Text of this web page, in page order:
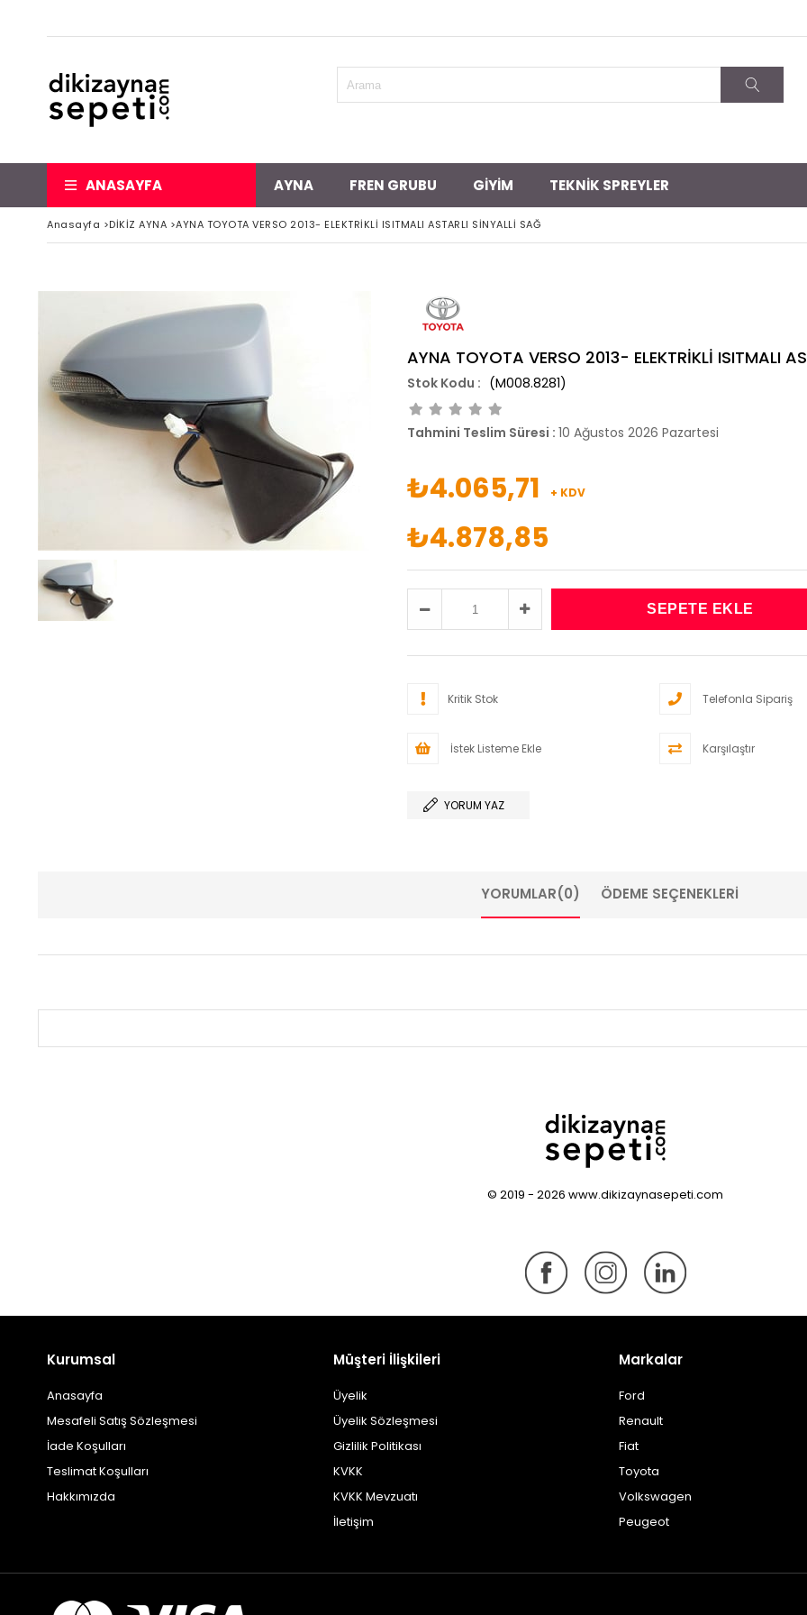
ANASAYFA AYNA FREN GRUBU GİYİM TEKNİK SPREYLER
Anasayfa >DİKİZ AYNA >AYNA TOYOTA VERSO 2013- ELEKTRİKLİ ISITMALI ASTARLI SİNYALLİ SAĞ
AYNA TOYOTA VERSO 2013- ELEKTRİKLİ ISITMALI
(M008.8281)
Tahmini Teslim Süresi : 10 Ağustos 2026 Pazartesi
₺4.065,71 + KDV
₺4.878,85
Kritik Stok Telefonla Sipariş
İstek Listeme Ekle Karşılaştır
YORUM YAZ
YORUMLAR(0) ÖDEME SEÇENEKLERI
© 2019 - 2026 www.dikizaynasepeti.com
Kurumsal
Anasayfa
Mesafeli Satış Sözleşmesi
İade Koşulları
Teslimat Koşulları
Hakkımızda
Müşteri İlişkileri
Üyelik
Üyelik Sözleşmesi
Gizlilik Politikası
KVKK
KVKK Mevzuatı
İletişim
Markalar
Ford
Renault
Fiat
Toyota
Volkswagen
Peugeot